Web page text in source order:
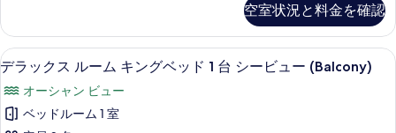
(Terrace)
の
す
べ
て
詳
べ
て
の
写
真
詳
細
ン
グ
ル
ベ
ッ
ア
ル
ー
シ
ン
空室状況と料金を確認
デ
ラ
ッ
ク
高級寝具、セーフティボックス (室
6
デラックス ルーム キングベッド 1 台 シービュー (Balcony)
オーシャン ビュー
ベッドルーム 1 室